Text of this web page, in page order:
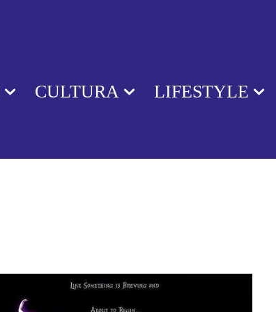
CULTURA LIFESTYLE